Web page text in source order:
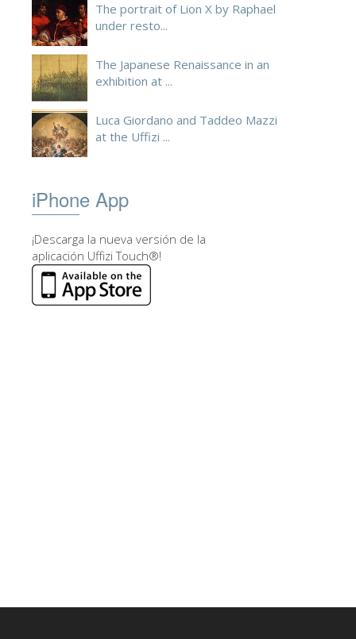
The portrait of Lion X by Raphael
under resto...
The Japanese Renaissance in an
exhibition at ...
Luca Giordano and Taddeo Mazzi
at the Uffizi ...
iPhone App
¡Descarga la nueva versión de la
aplicación Uffizi Touch®!